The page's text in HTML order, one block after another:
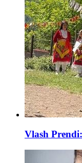
Vlash